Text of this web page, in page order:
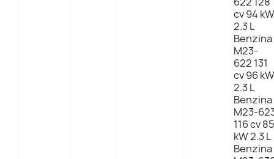
cv 94 kW
2.3 L
Benzina
M23-
622 131
cv 96 kW
2.3 L
Benzina
M23-
116 cv 85
kW 2.3 L
Benzina